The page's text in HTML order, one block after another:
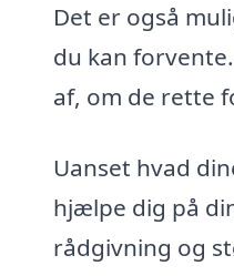
Det er også
du kan
af, om de rette
Uanset hvad
hjælpe dig på
rådgivning og